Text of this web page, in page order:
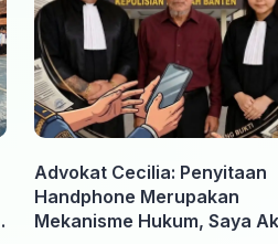
Advokat Cecilia: Penyitaan
Handphone Merupakan
Mekanisme Hukum, Saya